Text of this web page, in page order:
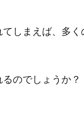
しまえば、多く
のでしょうか？